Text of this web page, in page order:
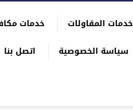
خدمات المقاولات خدمات
سياسة الخصوصية اتصل بنا